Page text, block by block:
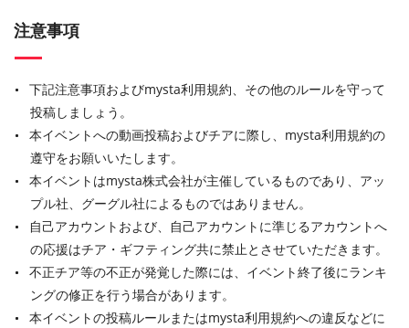
注意事項
下記注意事項およびmysta利用規約、その他のルールを守って
投稿しましょう。
本イベントへの動画投稿およびチアに際し、mysta利用規約の
遵守をお願いいたします。
本イベントはmysta株式会社が主催しているものであり、アッ
プル社、グーグル社によるものではありません。
自己アカウントおよび、自己アカウントに準じるアカウントへ
の応援はチア・ギフティング共に禁止とさせていただきます。
不正チア等の不正が発覚した際には、イベント終了後にランキ
ングの修正を行う場合があります。
本イベントの投稿ルールまたはmysta利用規約への違反などに